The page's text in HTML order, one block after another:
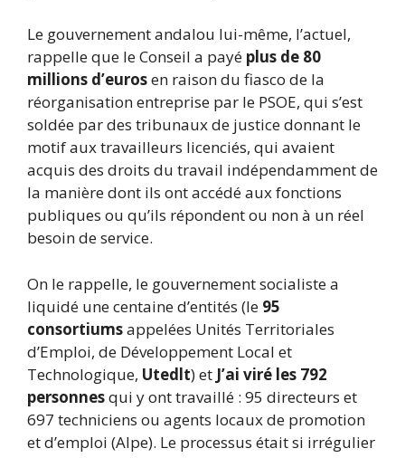
Le gouvernement andalou lui-même, l’actuel,
rappelle que le Conseil a payé plus de 80
millions d’eurosen raison du fiasco de la
réorganisation entreprise par le PSOE, qui s’est
soldée par des tribunaux de justice donnant le
motif aux travailleurs licenciés, qui avaient
acquis des droits du travail indépendamment de
la manière dont ils ont accédé aux fonctions
publiques ou qu’ils répondent ou non à un réel
besoin de service.
On le rappelle, le gouvernement socialiste a
liquidé une centaine d’entités (le 95
consortiumsappelées Unités Territoriales
d’Emploi, de Développement Local et
Technologique, Utedlt) et J’ai viré les 792
personnesqui y ont travaillé : 95 directeurs et
697 techniciens ou agents locaux de promotion
et d’emploi (Alpe). Le processus était si irrégulier